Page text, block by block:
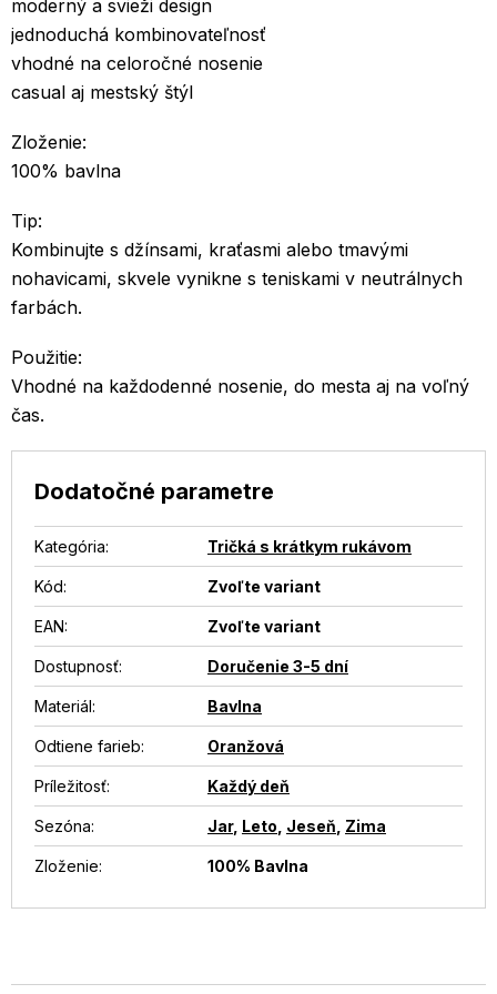
moderný a svieži design
jednoduchá kombinovateľnosť
vhodné na celoročné nosenie
casual aj mestský štýl
Zloženie:
100% bavlna
Tip:
Kombinujte s džínsami, kraťasmi alebo tmavými
nohavicami, skvele vynikne s teniskami v neutrálnych
farbách.
Použitie:
Vhodné na každodenné nosenie, do mesta aj na voľný
čas.
Dodatočné parametre
Kategória: Tričká s krátkym rukávom
Kód: Zvoľte variant
EAN: Zvoľte variant
Dostupnosť: Doručenie 3-5 dní
Materiál: Bavlna
Odtiene farieb: Oranžová
Príležitosť: Každý deň
Sezóna: Jar, Leto Jeseň Zima
Zloženie: 100% Bavlna